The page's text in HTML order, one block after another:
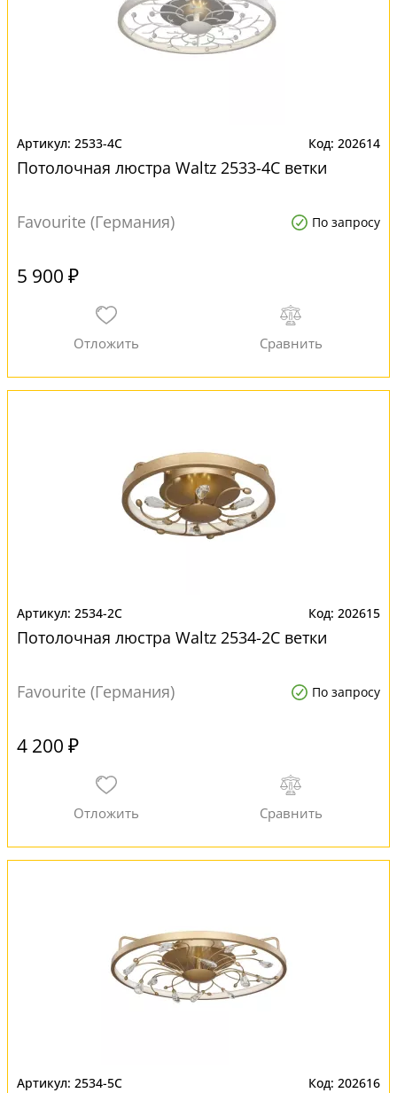
2533-4C 202614
Потолочная люстра Waltz 2533-4C ветки
Favourite (Германия) По запросу
5 900 ₽
2534-2C 202615
Потолочная люстра Waltz 2534-2C ветки
Favourite (Германия) По запросу
4 200 ₽
2534-5C 202616